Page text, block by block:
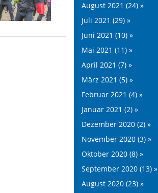
August 2021 (24) »
Juli 2021 (29) »
Juni 2021 (10) »
Mai 2021 (11) »
April 2021 (7) »
März 2021 (5) »
Februar 2021 (4) »
Januar 2021 (2) »
Dezember 2020 (2) »
November 2020 (3) »
Oktober 2020 (8) »
September 2020 (13) »
August 2020 (23) »